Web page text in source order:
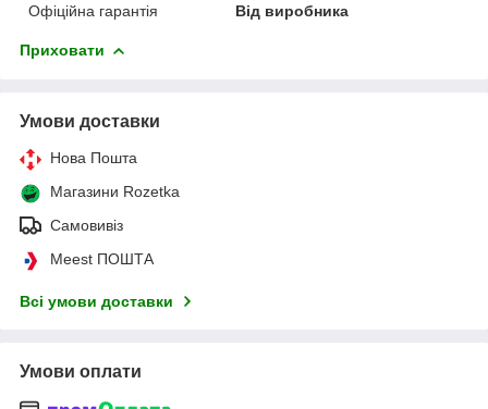
Офіційна гарантія
Від виробника
Приховати
Умови доставки
Нова Пошта
Магазини Rozetka
Самовивіз
Meest ПОШТА
Всі умови доставки
Умови оплати